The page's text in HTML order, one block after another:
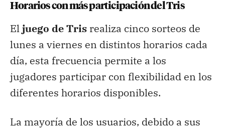
Horarios con más participación del Tris
Eljuego de Tris realiza cinco sorteos de
lunes a viernes en distintos horarios cada
día, esta frecuencia permite a los
jugadores participar con flexibilidad en los
diferentes horarios disponibles.
La mayoría de los usuarios, debido a sus